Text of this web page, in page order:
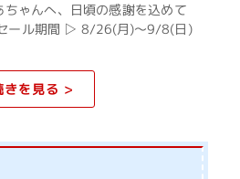
ちゃんへ、日頃の感謝を込めて
ール期間 ▷ 8/26(月)～9/8(日)
きを見る >